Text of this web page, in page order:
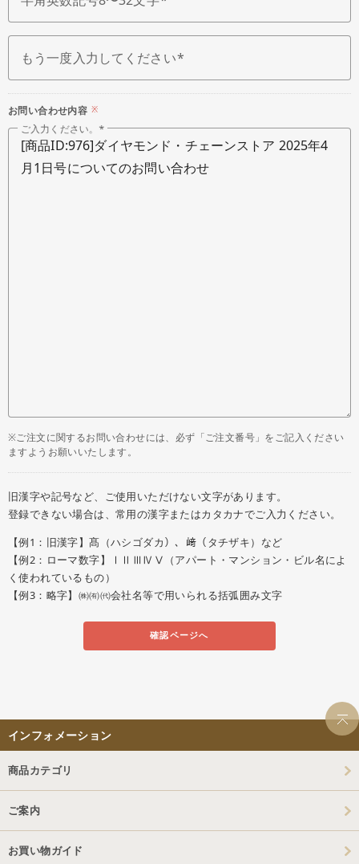
もう一度入力してください
お問い合わせ内容 ※
ご入力ください。
※ご注文に関するお問い合わせには、必ず「ご注文番号」をご記入ください
ますようお願いいたします。
旧漢字や記号など、ご使用いただけない文字があります。
登録できない場合は、常用の漢字またはカタカナでご入力ください。
【例1：旧漢字】髙（ハシゴダカ）、﨑（タチザキ）など
【例2：ローマ数字】ⅠⅡⅢⅣⅤ（アパート・マンション・ビル名によ
く使われているもの）
【例3：略字】㈱㈲㈹会社名等で用いられる括弧囲み文字
確認ページへ
インフォメーション
商品カテゴリ
ご案内
お買い物ガイド